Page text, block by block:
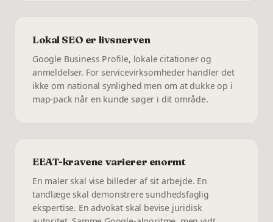
Lokal SEO er livsnerven
Google Business Profile, lokale citationer og
anmeldelser. For servicevirksomheder handler det
ikke om national synlighed men om at dukke op i
map-pack når en kunde søger i dit område.
EEAT-kravene varierer enormt
En maler skal vise billeder af sit arbejde. En
tandlæge skal demonstrere sundhedsfaglig
ekspertise. En advokat skal bevise juridisk